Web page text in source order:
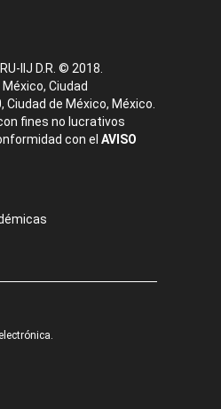
IIJ D.R. © 2018.
Ciudad
Ciudad de México, México.
fines no lucrativos
con el AVISO